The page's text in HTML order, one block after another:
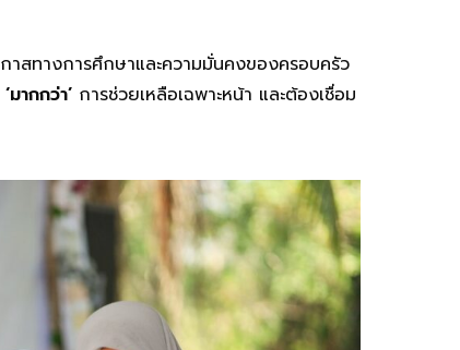
สทางการศึกษาและความมั่นคงของครอบครัว
‘มากกว่า’ การช่วยเหลือเฉพาะหน้า และต้องเชื่อม